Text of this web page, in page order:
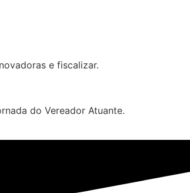
e fiscalizar.
do Vereador Atuante.